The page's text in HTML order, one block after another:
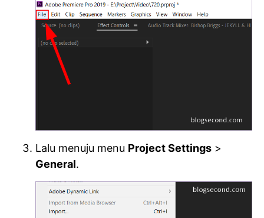
Lalu menuju menu Project Settings >
General.